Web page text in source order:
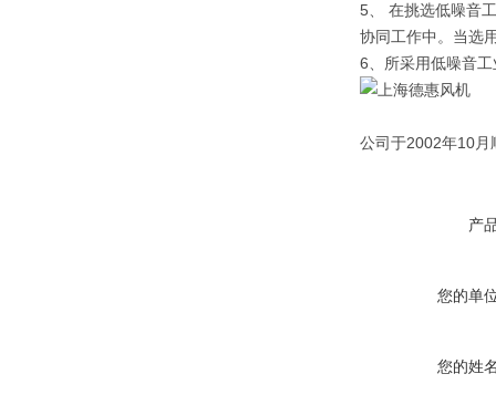
5、 在挑选低噪音
协同工作中。当选
6、所采用低噪音
公司于2002年10
产
您的单
您的姓